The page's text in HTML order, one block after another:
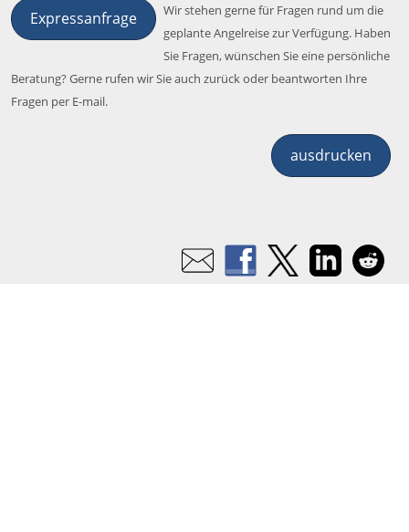
Expressanfrage
Wir stehen gerne für Fragen rund um die
geplante Angelreise zur Verfügung. Haben
Sie Fragen, wünschen Sie eine persönliche
Beratung? Gerne rufen wir Sie auch zurück oder beantworten Ihre
Fragen per E-mail.
ausdrucken